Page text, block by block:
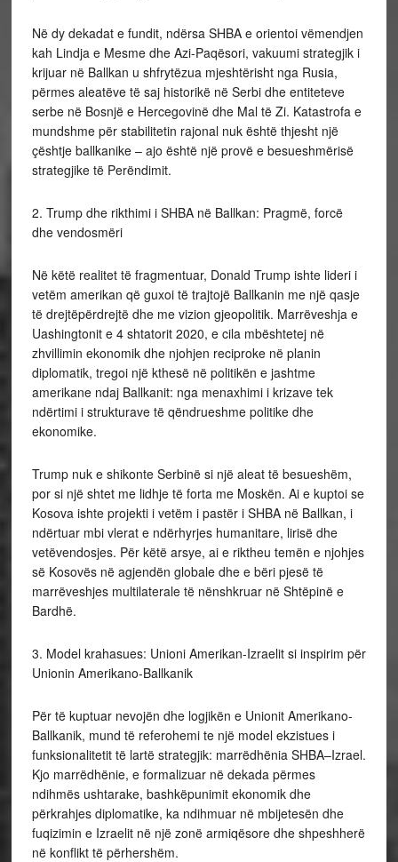
Në dy dekadat e fundit, ndërsa SHBA e orientoi vëmendjen
kah Lindja e Mesme dhe Azi-Paqësori, vakuumi strategjik i
krijuar në Ballkan u shfrytëzua mjeshtërisht nga Rusia,
përmes aleatëve të saj historikë në Serbi dhe entiteteve
serbe në Bosnjë e Hercegovinë dhe Mal të Zi. Katastrofa e
mundshme për stabilitetin rajonal nuk është thjesht një
çështje ballkanike – ajo është një provë e besueshmërisë
strategjike të Perëndimit.
2. Trump dhe rikthimi i SHBA në Ballkan: Pragmë, forcë
dhe vendosmëri
Në këtë realitet të fragmentuar, Donald Trump ishte lideri i
vetëm amerikan që guxoi të trajtojë Ballkanin me një qasje
të drejtëpërdrejtë dhe me vizion gjeopolitik. Marrëveshja e
Uashingtonit e 4 shtatorit 2020, e cila mbështetej në
zhvillimin ekonomik dhe njohjen reciproke në planin
diplomatik, tregoi një kthesë në politikën e jashtme
amerikane ndaj Ballkanit: nga menaxhimi i krizave tek
ndërtimi i strukturave të qëndrueshme politike dhe
ekonomike.
Trump nuk e shikonte Serbinë si një aleat të besueshëm,
por si një shtet me lidhje të forta me Moskën. Ai e kuptoi se
Kosova ishte projekti i vetëm i pastër i SHBA në Ballkan, i
ndërtuar mbi vlerat e ndërhyrjes humanitare, lirisë dhe
vetëvendosjes. Për këtë arsye, ai e riktheu temën e njohjes
së Kosovës në agjendën globale dhe e bëri pjesë të
marrëveshjes multilaterale të nënshkruar në Shtëpinë e
Bardhë.
3. Model krahasues: Unioni Amerikan-Izraelit si inspirim për
Unionin Amerikano-Ballkanik
Për të kuptuar nevojën dhe logjikën e Unionit Amerikano-
Ballkanik, mund të referohemi te një model ekzistues i
funksionalitetit të lartë strategjik: marrëdhënia SHBA–Izrael.
Kjo marrëdhënie, e formalizuar në dekada përmes
ndihmës ushtarake, bashkëpunimit ekonomik dhe
përkrahjes diplomatike, ka ndihmuar në mbijetesën dhe
fuqizimin e Izraelit në një zonë armiqësore dhe shpeshherë
në konflikt të përhershëm.